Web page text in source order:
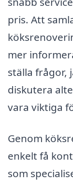
pris. Att
mer
ställa frågor,
diskutera
vara viktiga
Genom
enkelt få
som